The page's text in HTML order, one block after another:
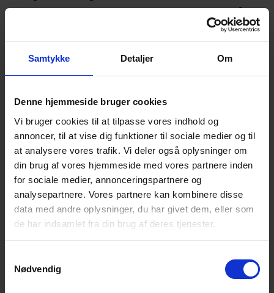
Samtykke Detaljer Om
Denne hjemmeside bruger cookies
Vi bruger cookies til at tilpasse vores indhold og
annoncer, til at vise dig funktioner til sociale medier og til
at analysere vores trafik. Vi deler også oplysninger om
din brug af vores hjemmeside med vores partnere inden
for sociale medier, annonceringspartnere og
analysepartnere. Vores partnere kan kombinere disse
data med andre oplysninger, du har givet dem, eller som
de har indsamlet fra din brug af deres tjenester.
Nødvendig
elegant og simpelt design, og kan sagtens stå
som et fast element på bordet i mødelokalet eller
fylder 15 cm på hver side af skærmen, og optager
diske.
Når beskyttelsesskærmene skal stilles op,
anbefales det at arbejdspladsen gennemgår sine
processer ift. specifikke kundeydelser. I hvilke
situationer er der tæt kontakt mellem
medarbejder og kunder? Og hvor foregår disse
samtaler henne på arbejdspladsen?
Det anbefales, at alle indledende samtaler,